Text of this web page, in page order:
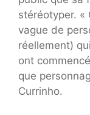
stéréotyper. «
vague de
réellement)
ont
que
Currinho.